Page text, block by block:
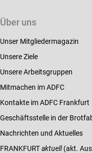
Über uns
Unser Mitgliedermagazin
Unsere Ziele
Unsere Arbeitsgruppen
Mitmachen im ADFC
Kontakte im ADFC Frankfurt
Geschäftsstelle in der
Nachrichten und Aktuelles
FRANKFURTaktuell(akt.